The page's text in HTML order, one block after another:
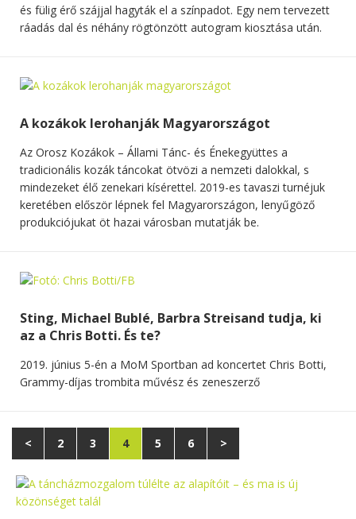
és fülig érő szájjal hagyták el a színpadot. Egy nem tervezett
ráadás dal és néhány rögtönzött autogram kiosztása után.
A kozákok lerohanják Magyarországot
Az Orosz Kozákok – Állami Tánc- és Énekegyüttes a
tradicionális kozák táncokat ötvözi a nemzeti dalokkal, s
mindezeket élő zenekari kísérettel. 2019-es tavaszi turnéjuk
keretében először lépnek fel Magyarországon, lenyűgöző
produkciójukat öt hazai városban mutatják be.
Sting, Michael Bublé, Barbra Streisand tudja, ki
az a Chris Botti. És te?
2019. június 5-én a MoM Sportban ad koncertet Chris Botti,
Grammy-díjas trombita művész és zeneszerző
< 2 3 4 5 6 >